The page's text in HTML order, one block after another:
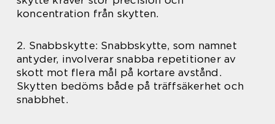
koncentration från skytten.
2. Snabbskytte: Snabbskytte, som namnet
antyder, involverar snabba repetitioner av
skott mot flera mål på kortare avstånd.
Skytten bedöms både på träffsäkerhet och
snabbhet.